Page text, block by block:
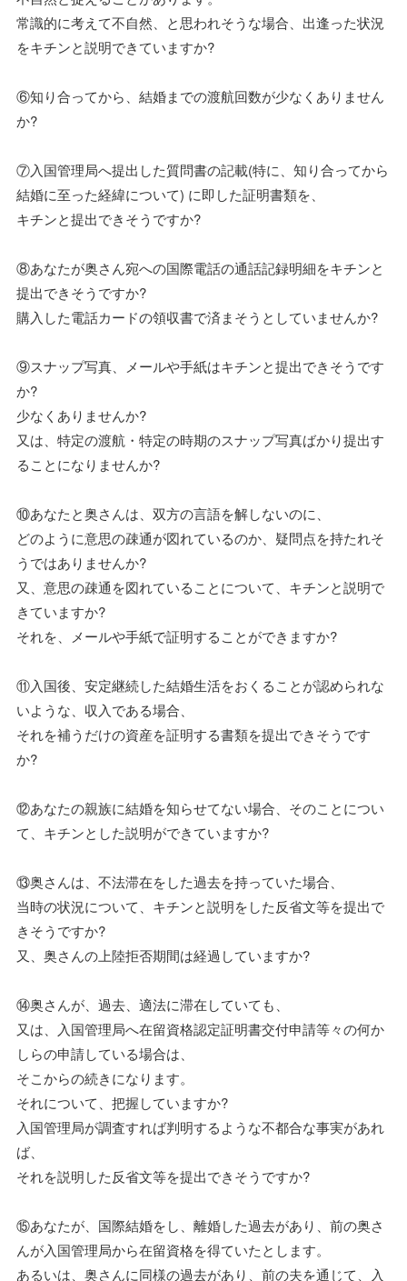
常識的に考えて不自然、と思われそうな場合、出逢った状況
をキチンと説明できていますか?
⑥知り合ってから、結婚までの渡航回数が少なくありません
か?
⑦入国管理局へ提出した質問書の記載(特に、知り合ってから
結婚に至った経緯について) に即した証明書類を、
キチンと提出できそうですか?
⑧あなたが奥さん宛への国際電話の通話記録明細をキチンと
提出できそうですか?
購入した電話カードの領収書で済まそうとしていませんか?
⑨スナップ写真、メールや手紙はキチンと提出できそうです
か?
少なくありませんか?
又は、特定の渡航・特定の時期のスナップ写真ばかり提出す
ることになりませんか?
⑩あなたと奥さんは、双方の言語を解しないのに、
どのように意思の疎通が図れているのか、疑問点を持たれそ
うではありませんか?
又、意思の疎通を図れていることについて、キチンと説明で
きていますか?
それを、メールや手紙で証明することができますか?
⑪入国後、安定継続した結婚生活をおくることが認められな
いような、収入である場合、
それを補うだけの資産を証明する書類を提出できそうです
か?
⑫あなたの親族に結婚を知らせてない場合、そのことについ
て、キチンとした説明ができていますか?
⑬奥さんは、不法滞在をした過去を持っていた場合、
当時の状況について、キチンと説明をした反省文等を提出で
きそうですか?
又、奥さんの上陸拒否期間は経過していますか?
⑭奥さんが、過去、適法に滞在していても、
又は、入国管理局へ在留資格認定証明書交付申請等々の何か
しらの申請している場合は、
そこからの続きになります。
それについて、把握していますか?
入国管理局が調査すれば判明するような不都合な事実があれ
ば、
それを説明した反省文等を提出できそうですか?
⑮あなたが、国際結婚をし、離婚した過去があり、前の奥さ
んが入国管理局から在留資格を得ていたとします。
あるいは、奥さんに同様の過去があり、前の夫を通じて、入